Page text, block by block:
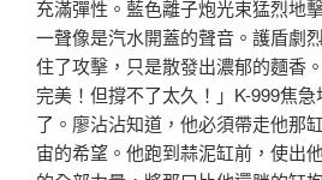
充滿彈性。藍色離子炮光束猛烈地
一聲像是汽水開蓋的聲音。護盾劇
住了攻擊，只是散發出濃郁的麵香
完美！但撐不了太久！」K-999焦
了。廖沾沾知道，他必須帶走他那
宙的希望。他跑到蒜泥缸前，使出